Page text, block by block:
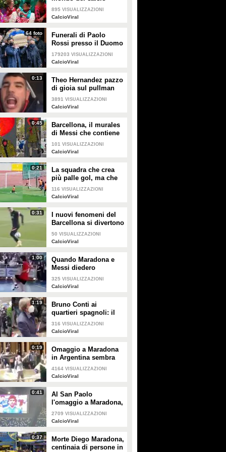
895 VISUALIZZAZIONI
CalcioViral
64 foto
Funerali di Paolo
Rossi presso il Duomo
di Vicenza: le
immagini
179203 VISUALIZZAZIONI
CalcioViral
0:13
Theo Hernandez pazzo
di gioia sul pullman
dopo la vittoria contro
la Samp: arriva il coro
3891 VISUALIZZAZIONI
CalcioViral
0:45
Barcellona, il murales
di Messi che contiene
dei "messaggi
subliminali"
101 VISUALIZZAZIONI
CalcioViral
0:21
La squadra che crea
più palle gol, ma che
non riesce mai a
segnare
116 VISUALIZZAZIONI
CalcioViral
0:31
I nuovi fenomeni del
Barcellona si divertono
in allenamento
50 VISUALIZZAZIONI
CalcioViral
1:00
Quando Maradona e
Messi diedero
spettacolo a calcio
tennis
325 VISUALIZZAZIONI
CalcioViral
1:19
Bruno Conti ai
quartieri spagnoli: il
commovente saluto a
Maradona
316 VISUALIZZAZIONI
CalcioViral
0:19
Omaggio a Maradona
in Argentina sembra
una festa: la folla canta
e lo acclama
4164 VISUALIZZAZIONI
CalcioViral
0:41
Al San Paolo
l'omaggio a Maradona,
a tutto volume "Live is
Life"
2709 VISUALIZZAZIONI
CalcioViral
0:37
Morte Diego Maradona,
centinaia di persone in